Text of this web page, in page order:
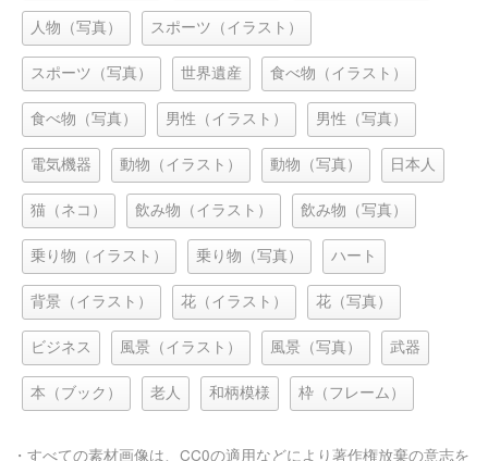
人物（写真） スポーツ（イラスト）
スポーツ（写真） 世界遺産 食べ物（イラスト）
食べ物（写真） 男性（イラスト） 男性（写真）
電気機器 動物（イラスト） 動物（写真） 日本人
猫（ネコ） 飲み物（イラスト） 飲み物（写真）
乗り物（イラスト） 乗り物（写真） ハート
背景（イラスト） 花（イラスト） 花（写真）
ビジネス 風景（イラスト） 風景（写真） 武器
本（ブック） 老人 和柄模様 枠（フレーム）
・すべての素材画像は、CC0の適用などにより著作権放棄の意志を